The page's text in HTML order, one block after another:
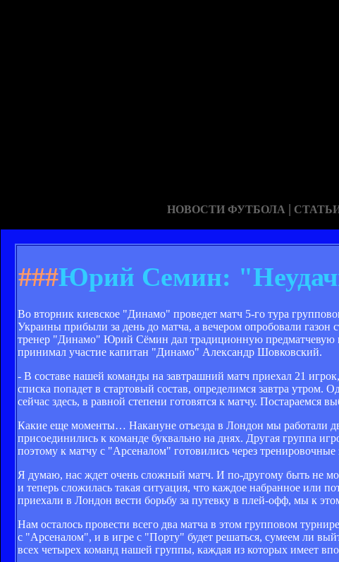
НОВОСТИ ФУТБОЛА |
###Юрий Семин:
Во вторник киевское "Динамо" проведет матч 5-го тура
Украины прибыли за день до матча, а вечером опробовали
тренер "Динамо" Юрий Сёмин дал традиционную предматчевую
принимал участие капитан "Динамо" Александр Шовковский.
- В составе нашей команды на завтрашний матч приехал 21
списка попадет в стартовый состав, определимся завтра утром.
сейчас здесь, в равной степени готовятся к матчу. Постараемся
Какие еще моменты… Накануне отъезда в Лондон мы работали
присоединились к команде буквально на днях. Другая группа
поэтому к матчу с "Арсеналом" готовились через тренировочные
Я думаю, нас ждет очень сложный матч. И по-другому быть не
и теперь сложилась такая ситуация, что каждое набранное
приехали в Лондон вести борьбу за путевку в плей-офф, мы к
Нам осталось провести всего два матча в этом групповом
с "Арсеналом", и в игре с "Порту" будет решаться, сумеем ли
всех четырех команд нашей группы, каждая из которых имеет